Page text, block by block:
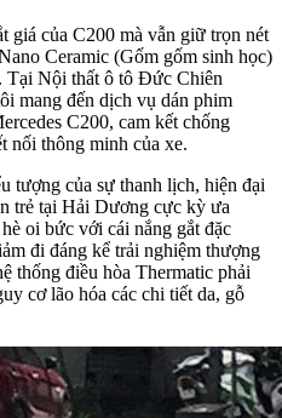
giá của C200 mà vẫn giữ trọn nét
Ceramic (Gốm gốm sinh học)
Tại Nội thất ô tô Đức Chiên
mang đến dịch vụ dán phim
C200, cam kết chống
nối thông minh của xe.
tượng của sự thanh lịch, hiện đại
trẻ tại Hải Dương cực kỳ ưa
oi bức với cái nắng gắt đặc
đi đáng kể trải nghiệm thượng
thống điều hòa Thermatic phải
cơ lão hóa các chi tiết da, gỗ